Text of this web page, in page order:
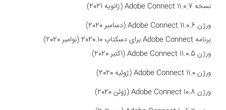
نسخه Adobe Connect 11.0.7 (ژانویه 2021)
ورژن Adobe Connect 11.0.6 (دسامبر 2020)
برنامه Adobe Connect برای دسکتاپ 2020.10 (نوامبر 2020)
ورژنAdobe Connect 11.0.5 (اکتبر 2020)
ورژنAdobe Connect 11.0 (ژوئیه 2020)
ورژن Adobe Connect 10.8 (ژوئن 2020)